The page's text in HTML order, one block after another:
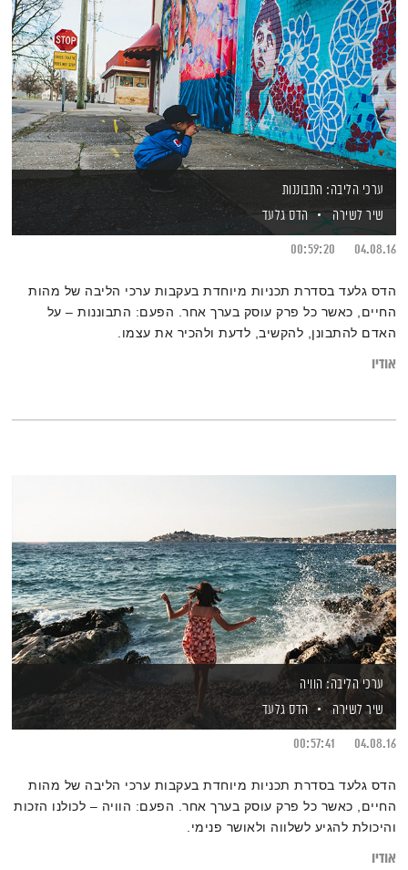
ערכי הליבה: התבוננות
שיר לשירה
הדס גלעד
04.08.16
00:59:20
הדס גלעד בסדרת תכניות מיוחדת בעקבות ערכי הליבה של מהות
החיים, כאשר כל פרק עוסק בערך אחר. הפעם: התבוננות – על
האדם להתבונן, להקשיב, לדעת ולהכיר את עצמו.
אודיו
ערכי הליבה: הוויה
שיר לשירה
הדס גלעד
04.08.16
00:57:41
הדס גלעד בסדרת תכניות מיוחדת בעקבות ערכי הליבה של מהות
החיים, כאשר כל פרק עוסק בערך אחר. הפעם: הוויה – לכולנו הזכות
והיכולת להגיע לשלווה ולאושר פנימי.
אודיו